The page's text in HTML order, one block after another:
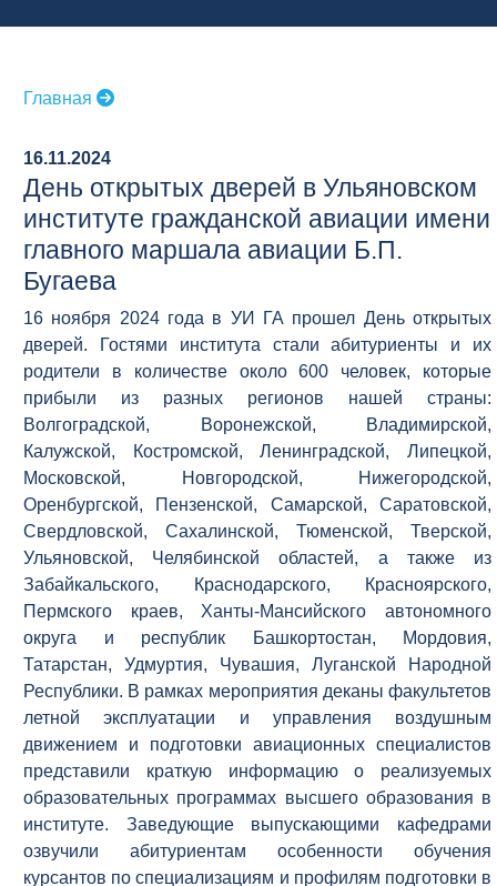
Главная
16.11.2024
День открытых дверей в Ульяновском
институте гражданской авиации имени
главного маршала авиации Б.П.
Бугаева
16 ноября 2024 года в УИ ГА прошел День открытых
дверей. Гостями института стали абитуриенты и их
родители в количестве около 600 человек, которые
прибыли из разных регионов нашей страны:
Волгоградской, Воронежской, Владимирской,
Калужской, Костромской, Ленинградской, Липецкой,
Московской, Новгородской, Нижегородской,
Оренбургской, Пензенской, Самарской, Саратовской,
Свердловской, Сахалинской, Тюменской, Тверской,
Ульяновской, Челябинской областей, а также из
Забайкальского, Краснодарского, Красноярского,
Пермского краев, Ханты-Мансийского автономного
округа и республик Башкортостан, Мордовия,
Татарстан, Удмуртия, Чувашия, Луганской Народной
Республики. В рамках мероприятия деканы факультетов
летной эксплуатации и управления воздушным
движением и подготовки авиационных специалистов
представили краткую информацию о реализуемых
образовательных программах высшего образования в
институте. Заведующие выпускающими кафедрами
озвучили абитуриентам особенности обучения
курсантов по специализациям и профилям подготовки в